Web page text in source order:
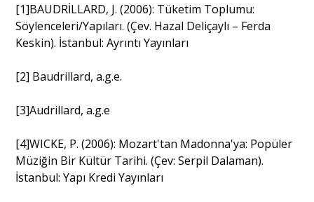
[1]BAUDRİLLARD, J. (2006): Tüketim Toplumu:
Söylenceleri/Yapıları. (Çev. Hazal Deliçaylı – Ferda
Keskin). İstanbul: Ayrıntı Yayınları
[2] Baudrillard, a.g.e.
[3]Audrillard, a.g.e
[4]WICKE, P. (2006): Mozart'tan Madonna'ya: Popüler
Müziğin Bir Kültür Tarihi. (Çev: Serpil Dalaman).
İstanbul: Yapı Kredi Yayınları